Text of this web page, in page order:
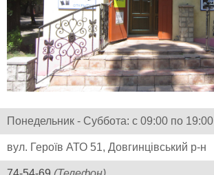
Понедельник - Суббота: с 09:00 по 19:00
вул. Героїв АТО 51, Довгинцівський р-н